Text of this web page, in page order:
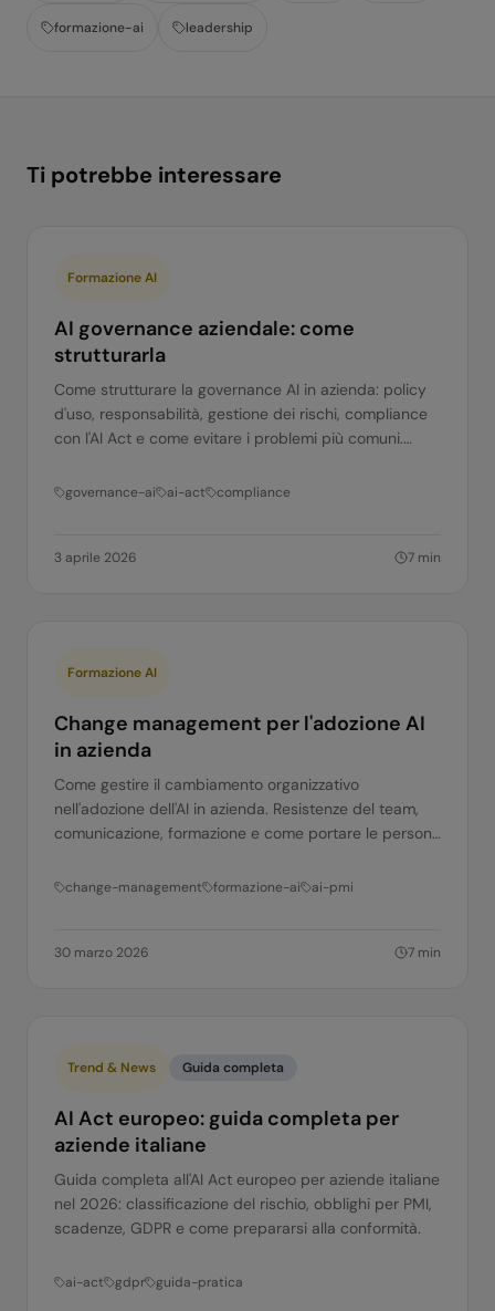
formazione-ai leadership
Ti potrebbe interessare
Formazione AI
AI governance aziendale: come
strutturarla
Come strutturare la governance AI in azienda: policy
d'uso, responsabilità, gestione dei rischi, compliance
con l'AI Act e come evitare i problemi più comuni.
governance-ai ai-act compliance
3 aprile 2026 7 min
Formazione AI
Change management per l'adozione AI
in azienda
Come gestire il cambiamento organizzativo
nell'adozione dell'AI in azienda. Resistenze del team,
comunicazione, formazione e come portare le persone
change-management formazione-ai ai-pmi
30 marzo 2026 7 min
Trend & News Guida completa
AI Act europeo: guida completa per
aziende italiane
Guida completa all'AI Act europeo per aziende italiane
nel 2026: classificazione del rischio, obblighi per PMI,
scadenze, GDPR e come prepararsi alla conformità.
ai-act gdpr guida-pratica